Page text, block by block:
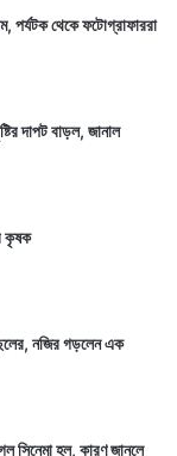
পর্যটক থেকে ফটোগ্রাফাররা
দাপট বাড়ল, জানাল
কৃষক
নজির গড়লেন এক
সিনেমা হল, কারণ জানলে